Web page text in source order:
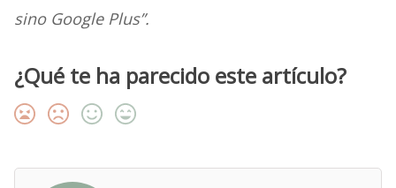
sino Google Plus”.
¿Qué te ha parecido este artículo?